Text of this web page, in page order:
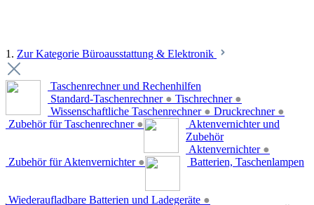
1. Zur Kategorie Büroausstattung & Elektronik
Taschenrechner und Rechenhilfen
Standard-Taschenrechner ● Tischrechner ●
Wissenschaftliche Taschenrechner ● Druckrechner ●
Zubehör für Taschenrechner ●
Aktenvernichter und
Zubehör
Aktenvernichter ●
Zubehör für Aktenvernichter ● Batterien, Taschenlampen
Wiederaufladbare Batterien und Ladegeräte ●